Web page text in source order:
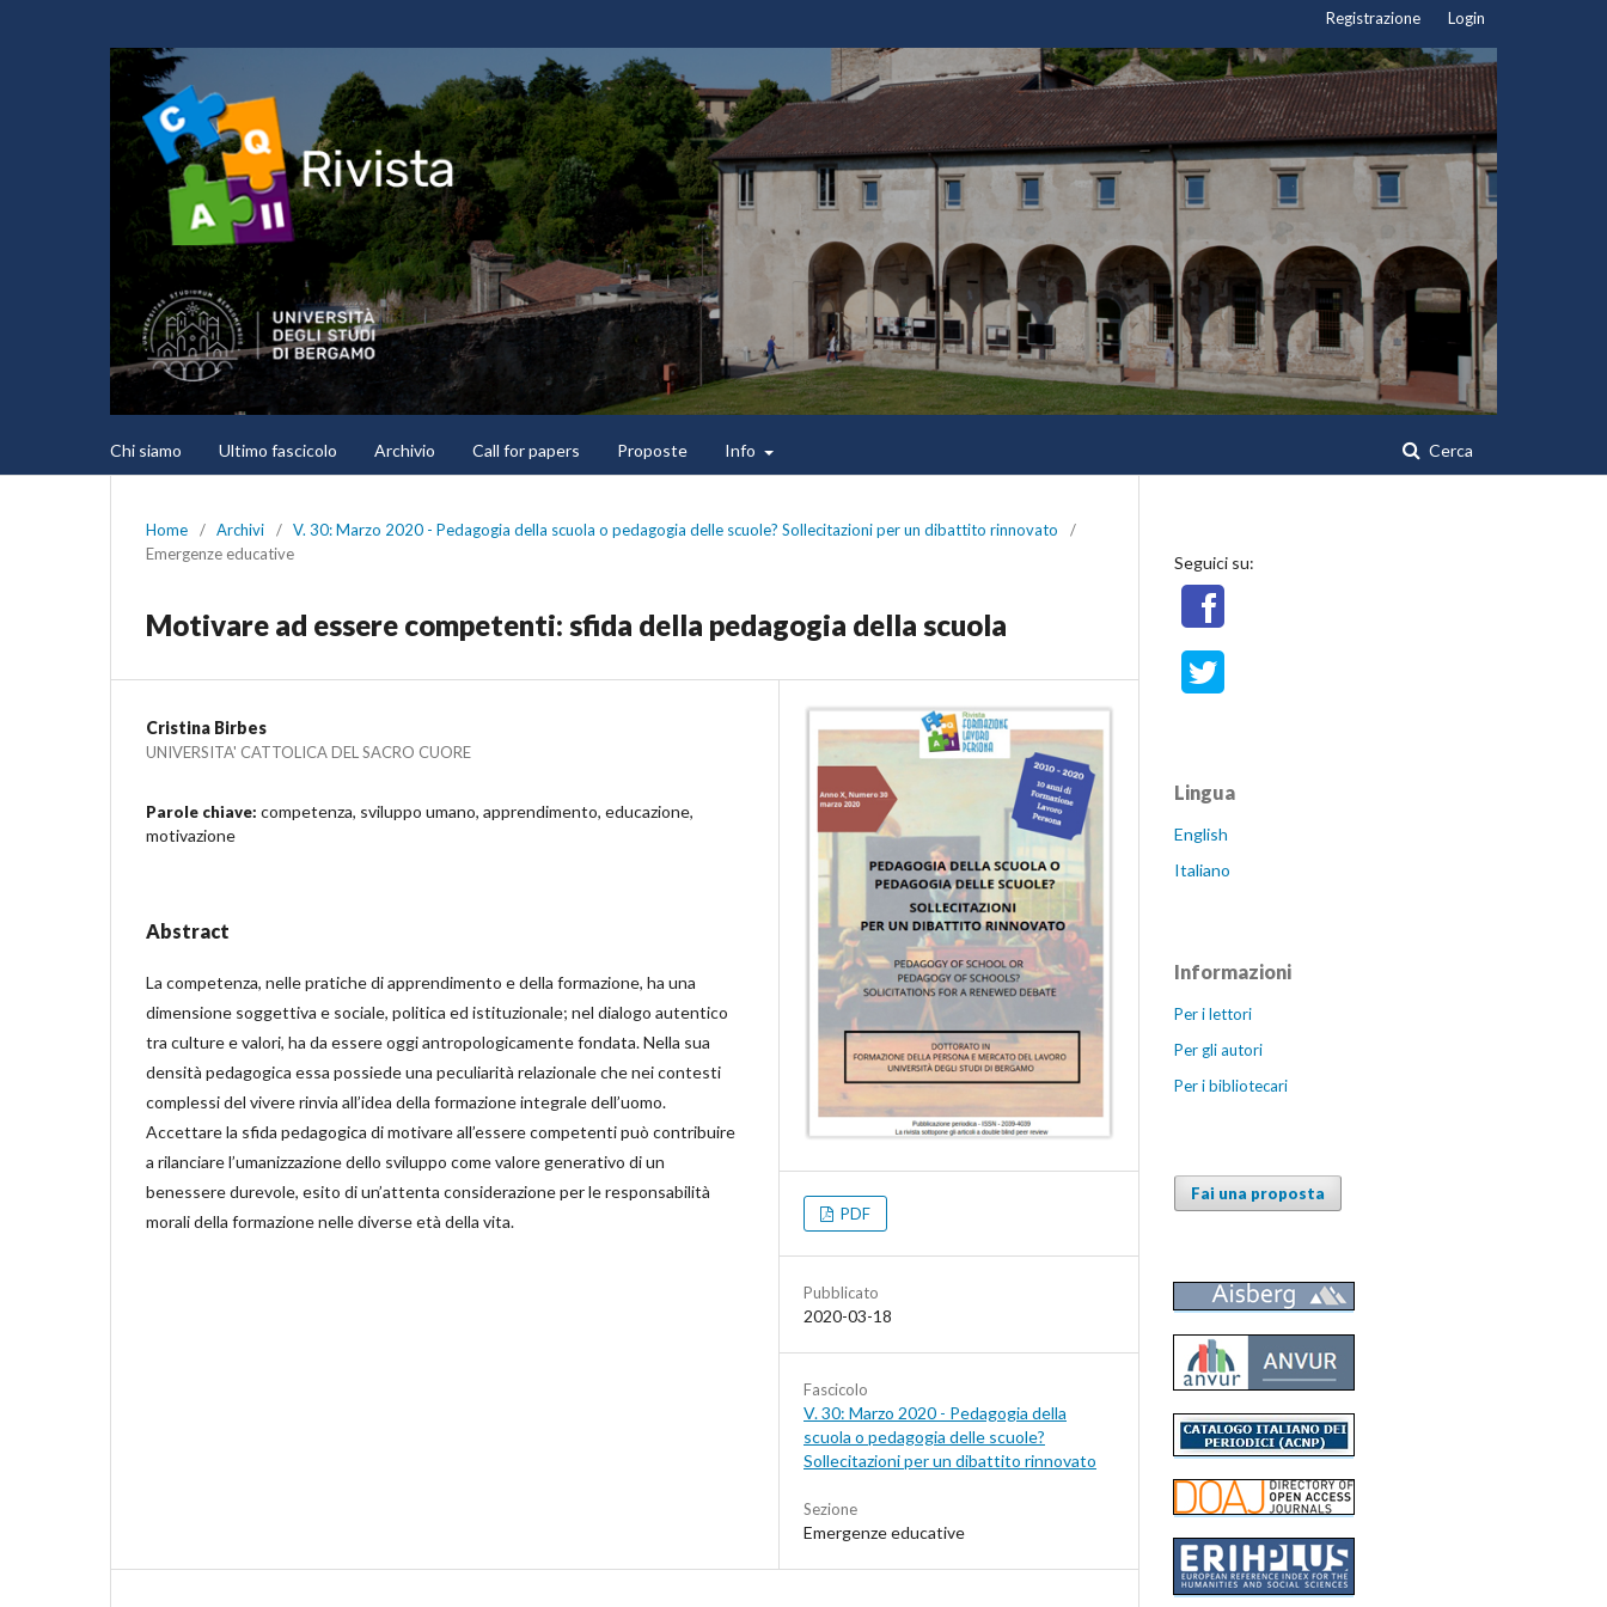
Chi siamo Ultimo fascicolo Archivio Call for papers Proposte Info Cerca
Registrazione Login
Home / Archivi / V. 30: Marzo 2020 - Pedagogia della scuola o pedagogia delle scuole? Sollecitazioni per un dibattito rinnovato
/
Emergenze educative
Motivare ad essere competenti: sfida della pedagogia della scuola
Cristina Birbes
UNIVERSITA' CATTOLICA DEL SACRO CUORE
Parole chiave: competenza, sviluppo umano, apprendimento, educazione,
motivazione
Abstract
La competenza, nelle pratiche di apprendimento e della formazione, ha una
dimensione soggettiva e sociale, politica ed istituzionale; nel dialogo autentico
tra culture e valori, ha da essere oggi antropologicamente fondata. Nella sua
densità pedagogica essa possiede una peculiarità relazionale che nei contesti
complessi del vivere rinvia all’idea della formazione integrale dell’uomo.
Accettare la sfida pedagogica di motivare all’essere competenti può contribuire
a rilanciare l’umanizzazione dello sviluppo come valore generativo di un
benessere durevole, esito di un’attenta considerazione per le responsabilità
morali della formazione nelle diverse età della vita.
PDF
Pubblicato
2020-03-18
Fascicolo
V. 30: Marzo 2020 - Pedagogia della
scuola o pedagogia delle scuole?
Sollecitazioni per un dibattito rinnovato
Sezione
Emergenze educative
Seguici su:
Lingua
English
Italiano
Informazioni
Per i lettori
Per gli autori
Per i bibliotecari
Fai una proposta